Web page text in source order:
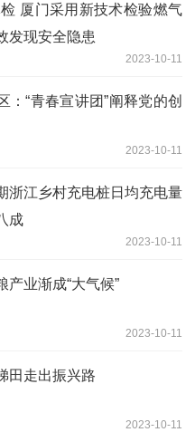
检 厦门采用新技术检验燃气
发现安全隐患
2023-10-11
：“青春宣讲团”阐释党的创
2023-10-11
浙江乡村充电桩日均充电量
成
2023-10-11
产业渐成“大气候”
2023-10-11
田走出振兴路
2023-10-11